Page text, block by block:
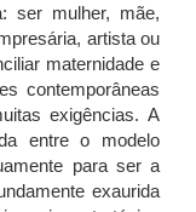
ser mulher, mãe,
artista ou
maternidade e
contemporâneas
exigências. A
entre o modelo
para ser a
exaurida